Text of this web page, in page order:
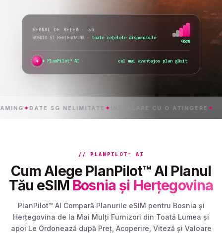
SEMNAL DE REȚEA · 5G
BOSNIA ȘI HERȚEGOVINA · schimb rețeaua...
76%
✦ PlanPilot™ AI · verific activarea imed
DATE 5G NELIMITATE ✦ INSTALARE CU O ATINGERE ✦
// PLANPILOT™ AI
Cum Alege PlanPilot™ AI Planul
Tău eSIM Bosnia și Herțegovina
PlanPilot™ AI Compară Planurile eSIM pentru Bosnia și
Herțegovina de la Mai Mulți Furnizori din Toată Lumea și
apoi Le Ordonează după Preț, Acoperire, Viteză și Valoare